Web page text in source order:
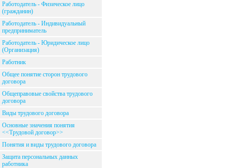
Работодатель - Физическое лицо
(гражданин)
Работодатель - Индивидуальный
предприниматель
Работодатель - Юридическое лицо
(Организация)
Работник
Общее понятие сторон трудового
договора
Общеправовые свойства трудового
договора
Виды трудового договора
Основные значения понятия
<<Трудовой договор>>
Понятия и виды трудового договора
Защита персональных данных
работника